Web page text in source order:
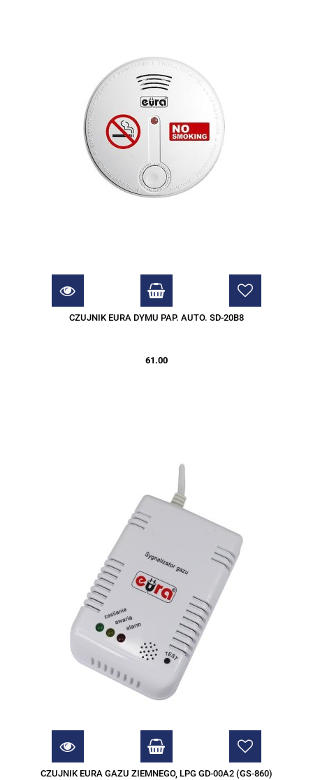
CZUJNIK EURA DYMU PAP. AUTO. SD-20B8
61.00
CZUJNIK EURA GAZU ZIEMNEGO, LPG GD-00A2 (GS-860)